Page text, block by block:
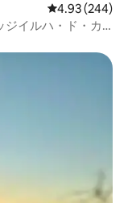
レビュー244
4.93 (244)
ジイルハ・ド・カ